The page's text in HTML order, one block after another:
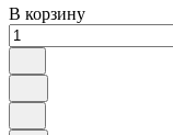
0
10 690 ₽
В корзину